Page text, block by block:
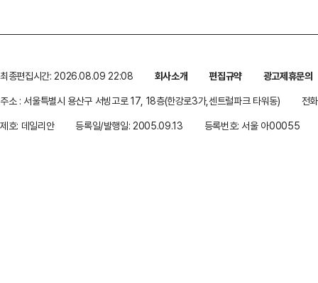
최종편집시간: 2026.08.09 22:08 회사소개 편집규약
광고제휴문의
주소 : 서울특별시 용산구 서빙고로 17, 18층(한강로3가,센트럴파크 타워동)
전
제호: 데일리안
등록일/발행일: 2005.09.13 등록번호: 서울 아00055